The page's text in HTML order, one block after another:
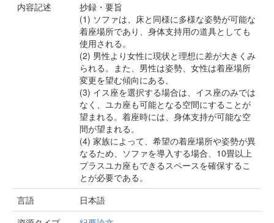
内容記述
抄録・要旨
(1) ソファは、床と同様に多様な姿勢が可能な
着座場所であり、身体支持用の道具としても
使用される。
(2) 男性より女性に現状と理想に差が大きくみ
られる。また、男性は姿勢、女性は着座場所
変更を望む傾向にある。
(3) イス座を選択する場合は、イス座のみでは
なく、ユカ座も可能となる空間にすることが
望まれる。着座時には、身体支持が可能な空
間が望まれる。
(4) 家族によって、希望の着座場所や姿勢が異
なるため、ソファを導入する場合、10畳以上
プラスユカ座もできるスペースを確保するこ
とが必要である。
言語
日本語